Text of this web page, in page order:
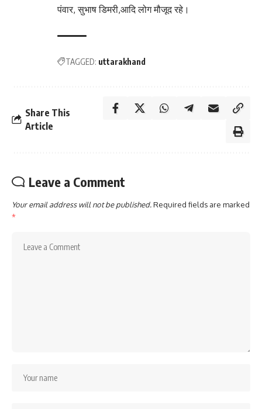
पंवार, सुभाष डिमरी,आदि लोग मौजूद रहे।
TAGGED: uttarakhand
Share This
Article
Leave a Comment
Your email address will not be published.Required fields are marked
*